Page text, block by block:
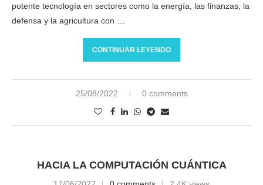
potente tecnología en sectores como la energía, las finanzas, la
defensa y la agricultura con …
CONTINUAR LEYENDO
25/08/2022 0 comments
HACIA LA COMPUTACIÓN CUÁNTICA